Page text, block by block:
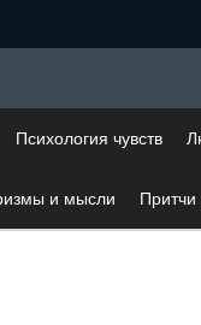
Психология чувств
и мысли Притчи